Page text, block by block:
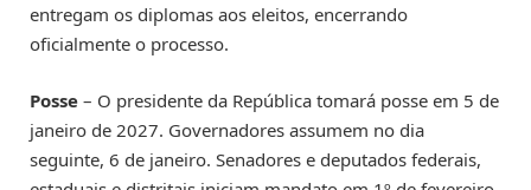
entregam os diplomas aos eleitos, encerrando
oficialmente o processo.
Posse – O presidente da República tomará posse em 5 de
janeiro de 2027. Governadores assumem no dia
seguinte, 6 de janeiro. Senadores e deputados federais,